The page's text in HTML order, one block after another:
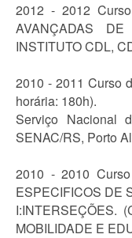
2012 - 2012
AVANÇADAS
INSTITUTO CDL,
2010 - 2011 Curso
horária: 180h).
Serviço Nacional
SENAC/RS, Porto
2010 - 2010
ESPECIFICOS DE
I:INTERSEÇÕES.
MOBILIDADE E